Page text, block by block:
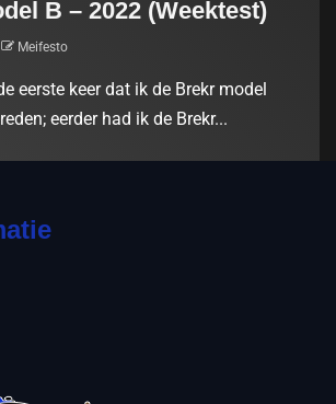
B – 2022 (Weektest)
Meifesto
eerste keer dat ik de Brekr model
eerder had ik de Brekr...